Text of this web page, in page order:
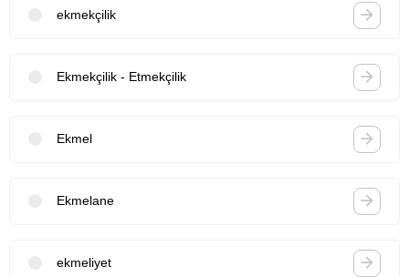
ekmekçilik
Ekmekçilik - Etmekçilik
Ekmel
Ekmelane
ekmeliyet